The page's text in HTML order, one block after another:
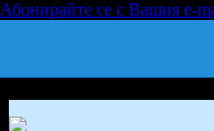
Абонирайте се с Вашия e-